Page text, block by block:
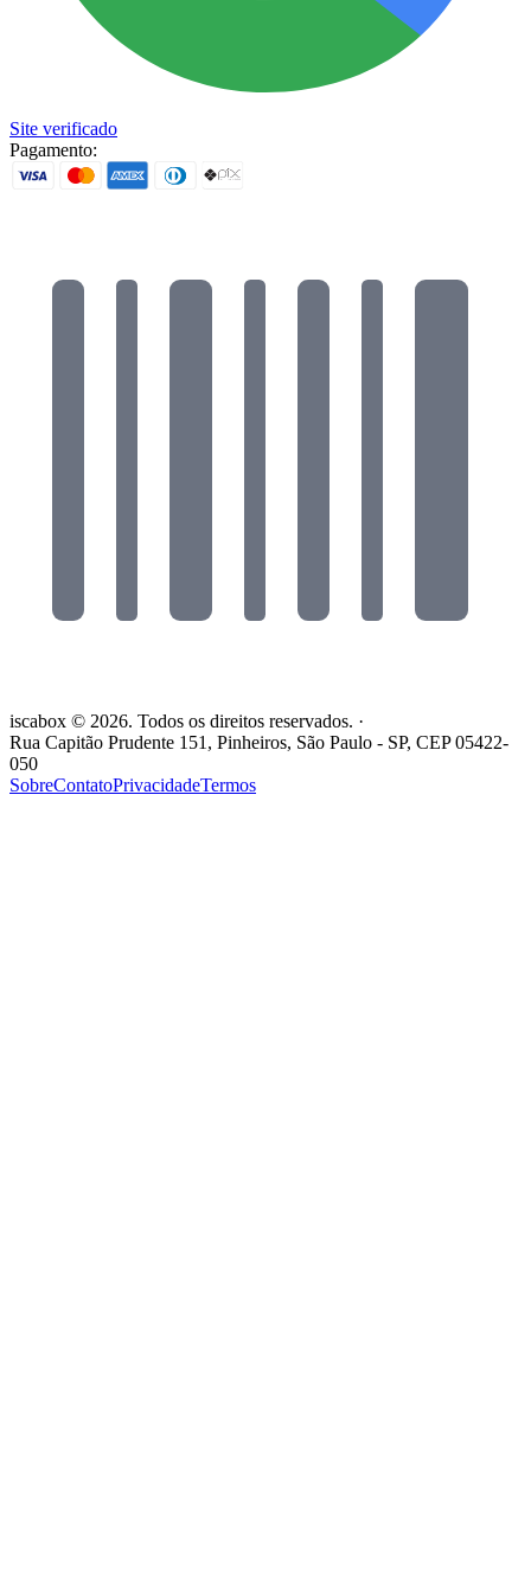
Site verificado
Pagamento:
iscabox © 2026. Todos os direitos reservados. ·
Rua Capitão Prudente 151, Pinheiros, São Paulo - SP, CEP 05422-
050
SobreContatoPrivacidadeTermos